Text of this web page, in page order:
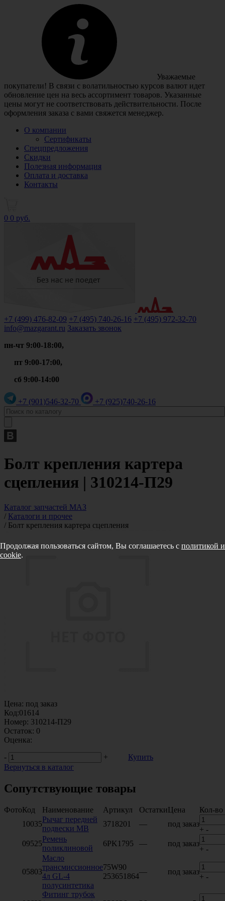
Уважаемые
покупатели! В связи с волатильностью курсов валют идет
обновление цен на весь ассортимент товаров. Указанные
цены могут не соответствовать действительности. После
оформления заказа с вами свяжется менеджер.
О компании
Сертификаты
Спецпредложения
Скидки
Полезная информация
Оплата и доставка
Контакты
0 0 руб.
+7 (499) 476-82-09 +7 (495) 740-26-16 +7 (495) 972-32-70
info@mazgarant.ru Заказать звонок
пн-чт 9:00-18:00,
пт 9:00-17:00,
сб 9:00-14:00
+7 (901)546-32-70 +7 (925)740-26-16
Болт крепления картера
сцепления | 310214-П29
Каталог запчастей МАЗ
/ Каталоги и прочее
/ Болт крепления картера сцепления
Цена: под заказ
Код:01614
Номер: 310214-П29
Остаток: 0
Оценка:
-
+
Купить
Вернуться в каталог
Сопутствующие товары
ФотоКод Наименование Артикул ОстаткиЦена
Кол-во
10035
Рычаг передней
подвески MB
3718201 — под заказ
+ -
09525
Ремень
поликлиновой
6PK1795 — под заказ
+ -
05803
Масло
трансмиссионное
4л GL-4
полусинтетика
75W90
253651864
— под заказ
+ -
Фитинг трубок
Продолжая пользоваться сайтом, Вы соглашаетесь с политикой
cookie.